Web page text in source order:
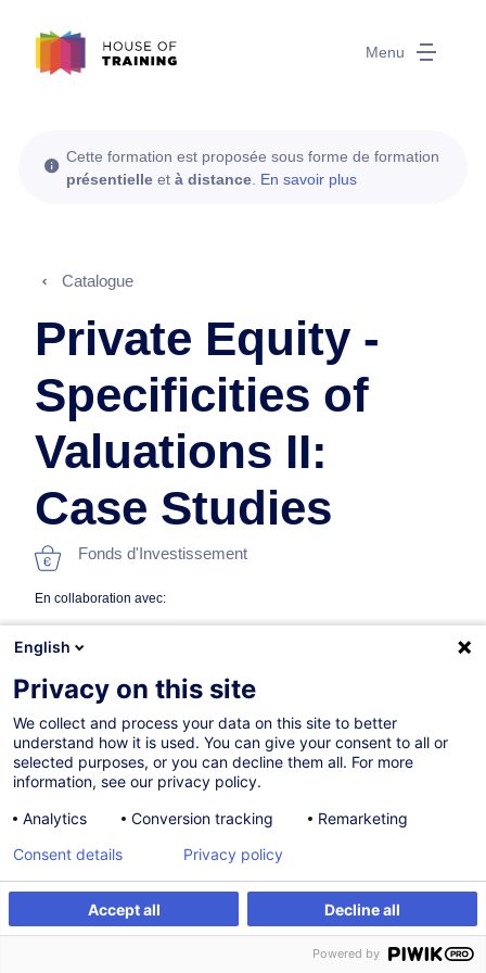
Menu
S'inscrire Formation sur mesure
Cette formation est proposée sous forme de formation
présentielle et à distance En savoir plus
Catalogue
Private Equity -
Specificities of
Valuations II:
Case Studies
Fonds d'Investissement
En collaboration avec:
01.10.2026
Formation présentielle
Formation à distance
Cours du jour
English
Privacy on this site
We collect and process your data on this site to better
understand how it is used. You can give your consent to all or
selected purposes, or you can decline them all. For more
information, see our privacy policy.
Analytics
Conversion tracking Remarketing
Accept all Decline all
Consent details Privacy policy
Powered by